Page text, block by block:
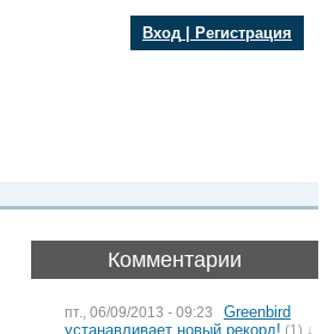
Вход Регистрация
Комментарии
пт., 06/09/2013 - 09:23
Greenbird
устанавливает новый рекорд! (1) ↓